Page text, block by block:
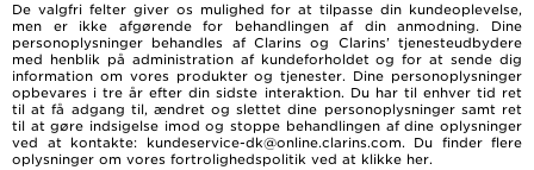
De valgfri felter giver os mulighed for at tilpasse din kundeoplevelse,
men er ikke afgørende for behandlingen af ​​din anmodning. Dine
personoplysninger behandles af Clarins og Clarins’ tjenesteudbydere
med henblik på administration af kundeforholdet og for at sende dig
information om vores produkter og tjenester. Dine personoplysninger
opbevares i tre år efter din sidste interaktion. Du har til enhver tid ret
til at få adgang til, ændret og slettet dine personoplysninger samt ret
til at gøre indsigelse imod og stoppe behandlingen af dine oplysninger
ved at kontakte: kundeservice-dk@online.clarins.com. Du finder flere
oplysninger om vores fortrolighedspolitik ved at klikke her.